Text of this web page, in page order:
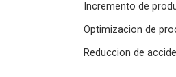
Incremento de
Optimizacion de
Reduccion de